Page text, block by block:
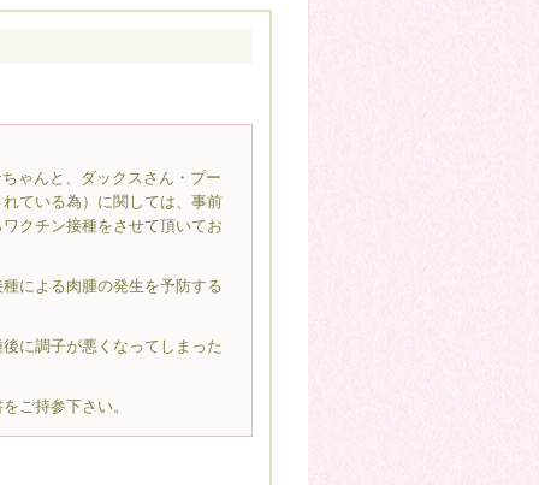
ゃんと、ダックスさん・プー
ている為）に関しては、事前
クチン接種をさせて頂いてお
による肉腫の発生を予防する
に調子が悪くなってしまった
ご持参下さい。